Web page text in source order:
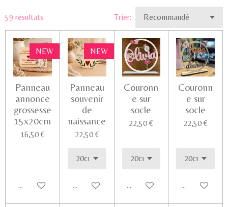
59 résultats Trier:
NEW
Panneau
annonce
grossesse
15x20cm
16,50 €
Ajouter au panier
NEW
Panneau
souvenir
de
naissance
22,50 €
Voir les détails
Couronn
e sur
socle
22,50 €
Voir les détails
Couronn
e sur
socle
22,50 €
Ajouter au